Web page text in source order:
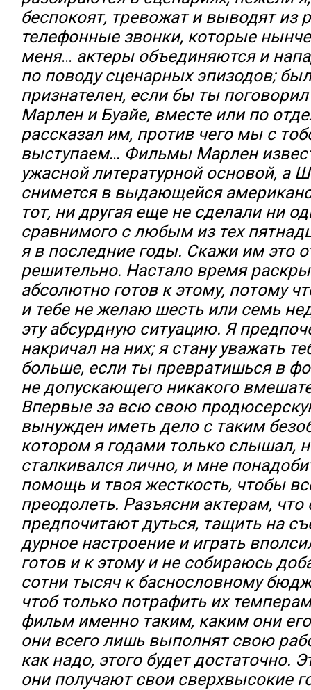
беспокоят, тревожат и выводят из
телефонные звонки, которые
меня… актеры объединяются и
по поводу сценарных эпизодов;
признателен, если бы ты
Марлен и Буайе, вместе или по
рассказал им, против чего мы с
выступаем… Фильмы Марлен
ужасной литературной основой, а
снимется в выдающейся
тот, ни другая еще не сделали ни
сравнимого с любым из тех
я в последние годы. Скажи им это
решительно. Настало время
абсолютно готов к этому, потому
и тебе не желаю шесть или семь
эту абсурдную ситуацию. Я
накричал на них; я стану уважать
больше, если ты превратишься в
не допускающего никакого
Впервые за всю свою
вынужден иметь дело с таким
котором я годами только слышал,
сталкивался лично, и мне
помощь и твоя жесткость, чтобы
преодолеть. Разъясни актерам, что
предпочитают дуться, тащить на
дурное настроение и играть
готов и к этому и не собираюсь
сотни тысяч к баснословному
чтоб только потрафить их
фильм именно таким, каким они
они всего лишь выполнят свою
как надо, этого будет достаточно.
они получают свои сверхвысокие